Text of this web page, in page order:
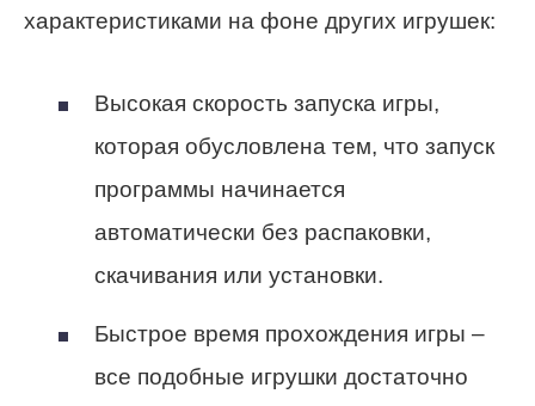
характеристиками на фоне других игрушек:
Высокая скорость запуска игры,
которая обусловлена тем, что запуск
программы начинается
автоматически без распаковки,
скачивания или установки.
Быстрое время прохождения игры –
все подобные игрушки достаточно